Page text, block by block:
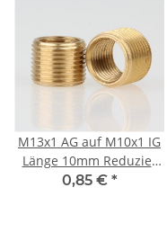
M13x1 AG auf M10x1 IG
Länge 10mm Reduzier
Gewinde-Adapter
0,85 € *